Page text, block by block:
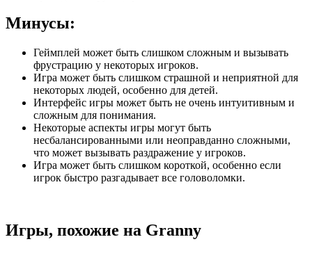
Минусы:
Геймплей может быть слишком сложным и вызывать
фрустрацию у некоторых игроков.
Игра может быть слишком страшной и неприятной для
некоторых людей, особенно для детей.
Интерфейс игры может быть не очень интуитивным и
сложным для понимания.
Некоторые аспекты игры могут быть
несбалансированными или неоправданно сложными,
что может вызывать раздражение у игроков.
Игра может быть слишком короткой, особенно если
игрок быстро разгадывает все головоломки.
Игры, похожие на Granny